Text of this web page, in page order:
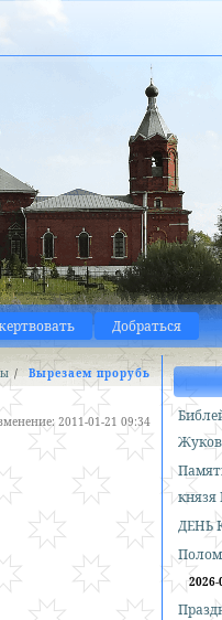
Добраться
/Вырезаем прорубь
2011-01-21 09:34
князя
ДЕНЬ
2026-